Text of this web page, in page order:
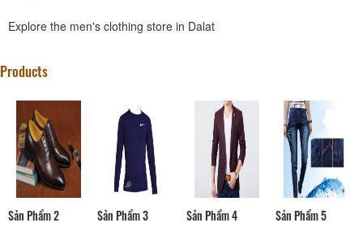
Explore the men's clothing store in Dalat
Products
Sản Phẩm 2 Sản Phẩm 3 Sản Phẩm 4 Sản Phẩm 5